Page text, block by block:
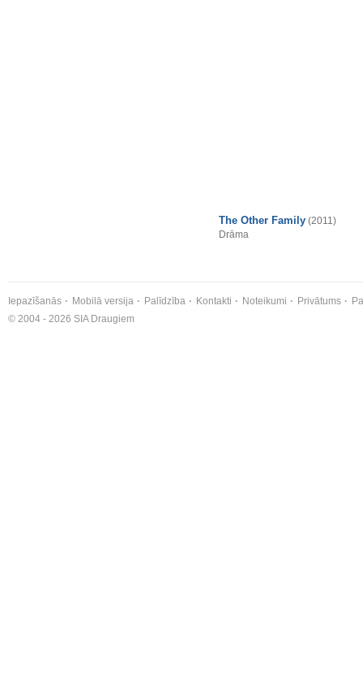
The Other Family (2011)
Drāma
Iepazīšanās Mobilā versija Palīdzība Kontakti Noteikumi Privātums
© 2004 - 2026 SIA Draugiem